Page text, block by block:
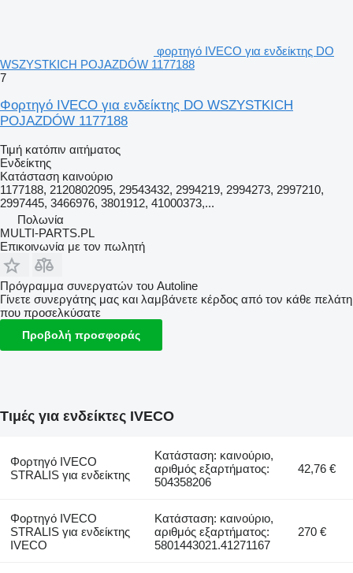
φορτηγό IVECO για ενδείκτης DO
WSZYSTKICH POJAZDÓW 1177188
7
Φορτηγό IVECO για ενδείκτης DO WSZYSTKICH
POJAZDÓW 1177188
Τιμή κατόπιν αιτήματος
Ενδείκτης
Κατάσταση καινούριο
1177188, 2120802095, 29543432, 2994219, 2994273, 2997210,
2997445, 3466976, 3801912, 41000373,...
Πολωνία
MULTI-PARTS.PL
Επικοινωνία με τον πωλητή
Πρόγραμμα συνεργατών του Autoline
Γίνετε συνεργάτης μας και λαμβάνετε κέρδος από τον κάθε πελάτη
που προσελκύσατε
Προβολή προσφοράς
Τιμές για ενδείκτες IVECO
Φορτηγό IVECO
STRALIS για ενδείκτης
Κατάσταση: καινούριο,
αριθμός εξαρτήματος:
504358206
42,76 €
Φορτηγό IVECO
STRALIS για ενδείκτης
IVECO
Κατάσταση: καινούριο,
αριθμός εξαρτήματος:
5801443021.41271167
270 €